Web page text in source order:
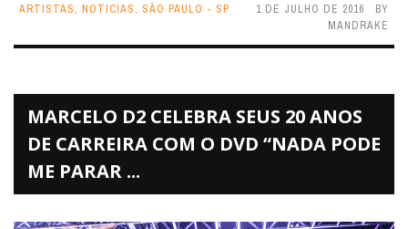
ARTISTAS, NOTICIAS, SÃO PAULO - SP 1 DE JULHO DE 2016
BY
MANDRAKE
MARCELO D2 CELEBRA SEUS 20 ANOS
DE CARREIRA COM O DVD “NADA PODE
ME PARAR ...